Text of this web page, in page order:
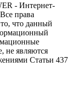
- Интернет-
права
что данный
не являются
Статьи 437